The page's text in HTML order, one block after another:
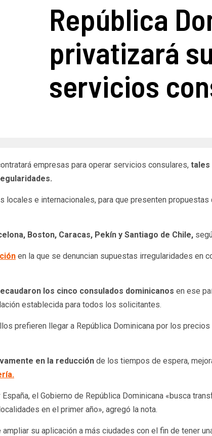
República
privatizará
servicios
empresas para operar servicios consulares, tales
locales e internacionales, para que presenten
Boston, Caracas, Pekín y Santiago de Chile,
en la que se denuncian supuestas irregularidades en
los cinco consulados dominicanos en ese
establecida para todos los solicitantes.
prefieren llegar a República Dominicana por los
en la reducción de los tiempos de espera,
el Gobierno de República Dominicana «busca
en el primer año», agregó la nota.
su aplicación a más ciudades con el fin de tener